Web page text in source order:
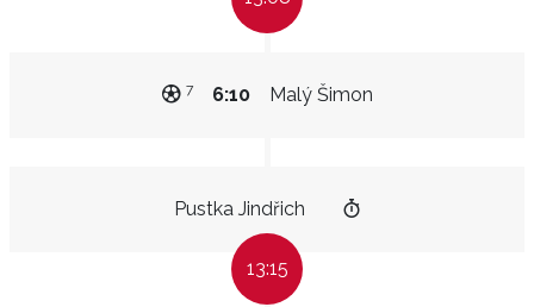
Malý Šimon
6:10
7
Pustka Jindřich
13:15